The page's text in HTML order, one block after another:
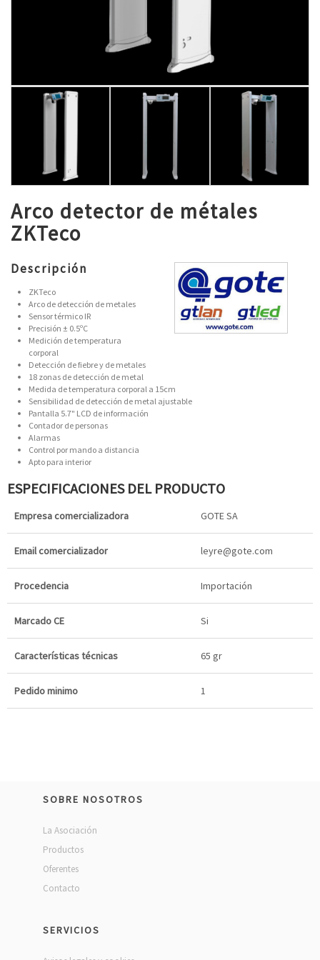
Arco detector de métales
ZKTeco
Descripción
ZKTeco
Arco de detección de metales
Sensor térmico IR
Precisión ± 0.5ºC
Medición de temperatura
corporal
Detección de fiebre y de metales
18 zonas de detección de metal
Medida de temperatura corporal a 15cm
Sensibilidad de detección de metal ajustable
Pantalla 5.7" LCD de información
Contador de personas
Alarmas
Control por mando a distancia
Apto para interior
ESPECIFICACIONES DEL PRODUCTO
Empresa comercializadora GOTE SA
Email comercializador leyre@gote.com
Procedencia Importación
Marcado CE Si
Características técnicas 65 gr
Pedido minimo 1
SOBRE NOSOTROS
La Asociación
Productos
Oferentes
Contacto
SERVICIOS